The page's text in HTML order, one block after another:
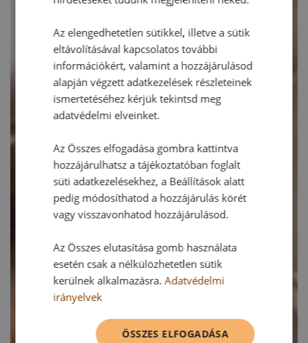
Az elengedhetetlen sütikkel, illetve a sütik
eltávolításával kapcsolatos további
információkért, valamint a hozzájárulásod
alapján végzett adatkezelések részleteinek
ismertetéséhez kérjük tekintsd meg
adatvédelmi elveinket.
Az Összes elfogadása gombra kattintva
hozzájárulhatsz a tájékoztatóban foglalt
süti adatkezelésekhez, a Beállítások alatt
pedig módosíthatod a hozzájárulás körét
vagy visszavonhatod hozzájárulásod.
Az Összes elutasítása gomb használata
esetén csak a nélkülözhetetlen sütik
kerülnek alkalmazásra.Adatvédelmi
irányelvek
ÖSSZES ELFOGADÁSA